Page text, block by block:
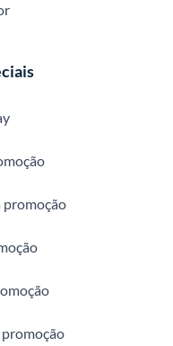
promoção
promoção